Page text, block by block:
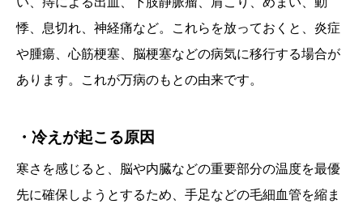
悸、息切れ、神経痛など。これらを放っておくと、炎症
や腫瘍、心筋梗塞、脳梗塞などの病気に移行する場合が
あります。これが万病のもとの由来です。
・冷えが起こる原因
寒さを感じると、脳や内臓などの重要部分の温度を最優
先に確保しようとするため、手足などの毛細血管を縮ま